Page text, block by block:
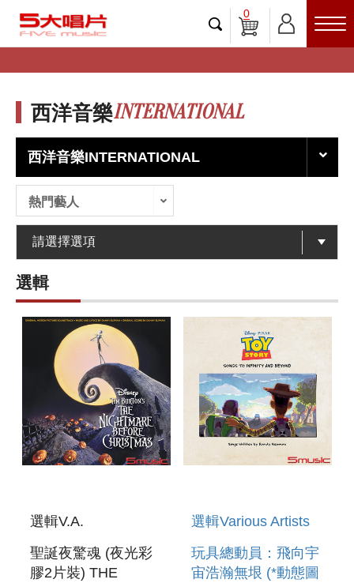
0
西洋音樂INTERNATIONAL
西洋音樂INTERNATIONAL
熱門藝人
選輯
選輯V.A.
聖誕夜驚魂 (夜光彩
膠2片裝) THE
選輯Various Artists
玩具總動員：飛向宇
宙浩瀚無垠 (*動態圖